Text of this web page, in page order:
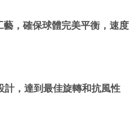
，確保球體完美平衡，速度
計，達到最佳旋轉和抗風性